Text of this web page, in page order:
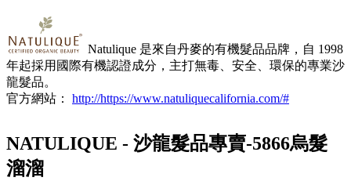
Natulique 是來自丹麥的有機髮品品牌，自 1998
年起採用國際有機認證成分，主打無毒、安全、環保的專業沙
龍髮品。
官方網站： http://https://www.natuliquecalifornia.com/#
NATULIQUE - 沙龍髮品專賣-5866烏髮
溜溜